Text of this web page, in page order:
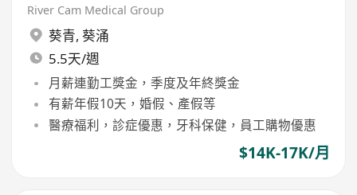
River Cam Medical Group
葵青, 葵涌
5.5天/週
月薪連勤工獎金，季度及年終獎金
有薪年假10天，婚假、產假等
醫療福利，診症優惠，牙科保健，員工購物優惠
$14K-17K/月